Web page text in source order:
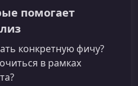
помогает
конкретную фичу?
в рамках